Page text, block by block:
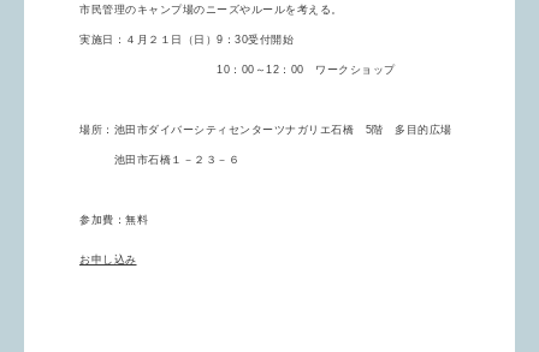
市民管理のキャンプ場のニーズやルールを考える。
実施日：４月２１日（日）9：30受付開始
10：00～12：00 ワークショップ
場所：池田市ダイバーシティセンターツナガリエ石橋 5階 多目的広場
池田市石橋１－２３－６
参加費：無料
お申し込み